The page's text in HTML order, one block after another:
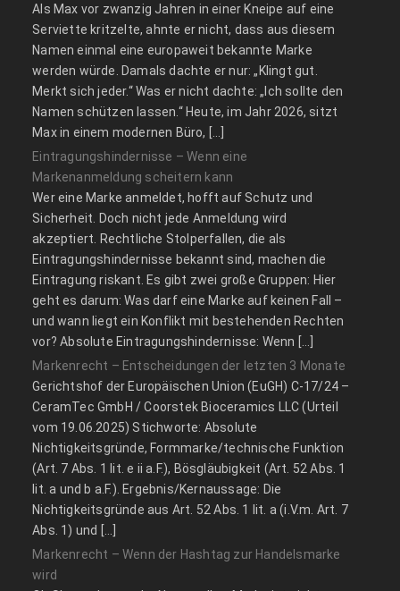
Als Max vor zwanzig Jahren in einer Kneipe auf eine
Serviette kritzelte, ahnte er nicht, dass aus diesem
Namen einmal eine europaweit bekannte Marke
werden würde. Damals dachte er nur: „Klingt gut.
Merkt sich jeder.“ Was er nicht dachte: „Ich sollte den
Namen schützen lassen.“ Heute, im Jahr 2026, sitzt
Max in einem modernen Büro, […]
Eintragungshindernisse – Wenn eine
Markenanmeldung scheitern kann
Wer eine Marke anmeldet, hofft auf Schutz und
Sicherheit. Doch nicht jede Anmeldung wird
akzeptiert. Rechtliche Stolperfallen, die als
Eintragungshindernisse bekannt sind, machen die
Eintragung riskant. Es gibt zwei große Gruppen: Hier
geht es darum: Was darf eine Marke auf keinen Fall –
und wann liegt ein Konflikt mit bestehenden Rechten
vor? Absolute Eintragungshindernisse: Wenn […]
Markenrecht – Entscheidungen der letzten 3 Monate
Gerichtshof der Europäischen Union (EuGH) C‑17/24 –
CeramTec GmbH / Coorstek Bioceramics LLC (Urteil
vom 19.06.2025) Stichworte: Absolute
Nichtigkeitsgründe, Formmarke/technische Funktion
(Art. 7 Abs. 1 lit. e ii a.F.), Bösgläubigkeit (Art. 52 Abs. 1
lit. a und b a.F.). Ergebnis/Kernaussage: Die
Nichtigkeitsgründe aus Art. 52 Abs. 1 lit. a (i.V.m. Art. 7
Abs. 1) und […]
Markenrecht – Wenn der Hashtag zur Handelsmarke
wird